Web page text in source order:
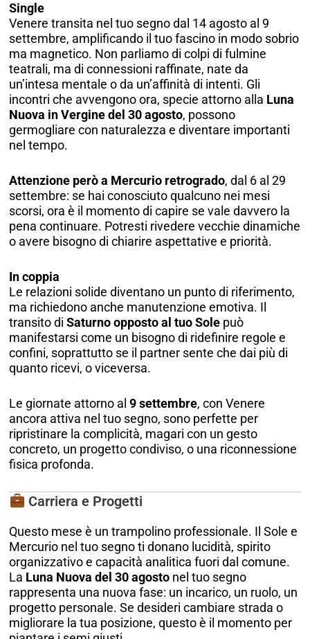
Single
Venere transita nel tuo segno dal 14 agosto al 9
settembre, amplificando il tuo fascino in modo sobrio
ma magnetico. Non parliamo di colpi di fulmine
teatrali, ma di connessioni raffinate, nate da
un’intesa mentale o da un’affinità di intenti. Gli
incontri che avvengono ora, specie attorno alla Luna
Nuova in Vergine del 30 agosto, possono
germogliare con naturalezza e diventare importanti
nel tempo.
Attenzione però a Mercurio retrogrado, dal 6 al 29
settembre: se hai conosciuto qualcuno nei mesi
scorsi, ora è il momento di capire se vale davvero la
pena continuare. Potresti rivedere vecchie dinamiche
o avere bisogno di chiarire aspettative e priorità.
In coppia
Le relazioni solide diventano un punto di riferimento,
ma richiedono anche manutenzione emotiva. Il
transito diSaturno opposto al tuo Sole può
manifestarsi come un bisogno di ridefinire regole e
confini, soprattutto se il partner sente che dai più di
quanto ricevi, o viceversa.
Le giornate attorno al9 settembre, con Venere
ancora attiva nel tuo segno, sono perfette per
ripristinare la complicità, magari con un gesto
concreto, un progetto condiviso, o una riconnessione
fisica profonda.
Carriera e Progetti
Questo mese è un trampolino professionale. Il Sole e
Mercurio nel tuo segno ti donano lucidità, spirito
organizzativo e capacità analitica fuori dal comune.
La Luna Nuova del 30 agosto nel tuo segno
rappresenta una nuova fase: un incarico, un ruolo, un
progetto personale. Se desideri cambiare strada o
migliorare la tua posizione, questo è il momento per